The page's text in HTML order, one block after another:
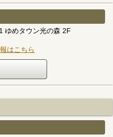
ゆめタウン光の森 2F
はこちら